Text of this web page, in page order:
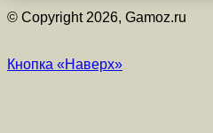
© Copyright 2026, Gamoz.ru
Кнопка «Наверх»